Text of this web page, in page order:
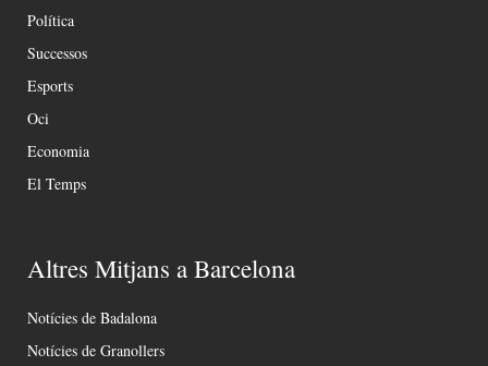
Política
Successos
Esports
Oci
Economia
El Temps
Altres Mitjans a Barcelona
Notícies de Badalona
Notícies de Granollers